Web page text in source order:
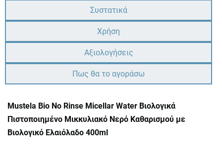
Συστατικά
Χρήση
Αξιολογήσεις
Πως θα το αγοράσω
Mustela Bio No Rinse Micellar Water Βιολογικά
Πιστοποιημένο Μικκυλιακό Νερό Καθαρισμού με
Βιολογικό Ελαιόλαδο 400ml